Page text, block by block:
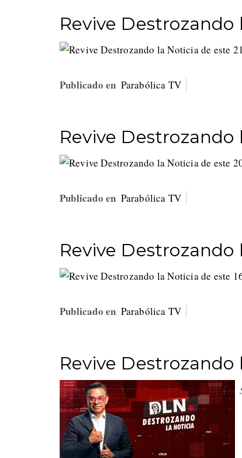
Revive
Publicado en Parabólica TV
Revive
Publicado en Parabólica TV
Revive
Publicado en Parabólica TV
Revive